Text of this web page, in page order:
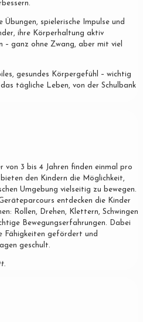
Übungen, spielerische Impulse und
ihre Körperhaltung aktiv
– ganz ohne Zwang, aber mit viel
gesundes Körpergefühl – wichtig
tägliche Leben, von der Schulbank
von 3 bis 4 Jahren finden einmal pro
den Kindern die Möglichkeit,
Umgebung vielseitig zu bewegen.
entdecken die Kinder
Rollen, Drehen, Klettern, Schwingen
Bewegungserfahrungen. Dabei
Fähigkeiten gefördert und
geschult.